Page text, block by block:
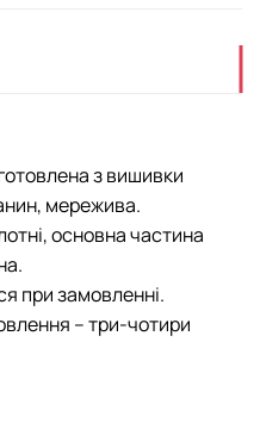
з вишивки
мережива.
основна частина
при замовленні.
– три-чотири